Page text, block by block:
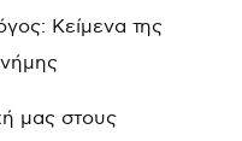
Κείμενα της
μας στους